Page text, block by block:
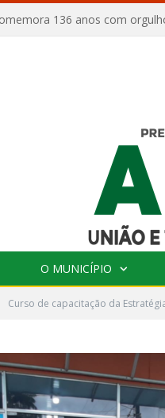
O MUNICÍPIO
Curso de capacitação da